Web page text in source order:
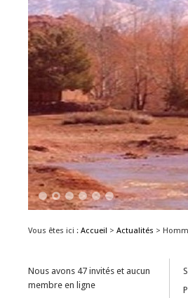
1 2 3 4 5 6
Vous êtes ici : Accueil > Actualités >
Nous avons 47 invités et aucun
membre en ligne